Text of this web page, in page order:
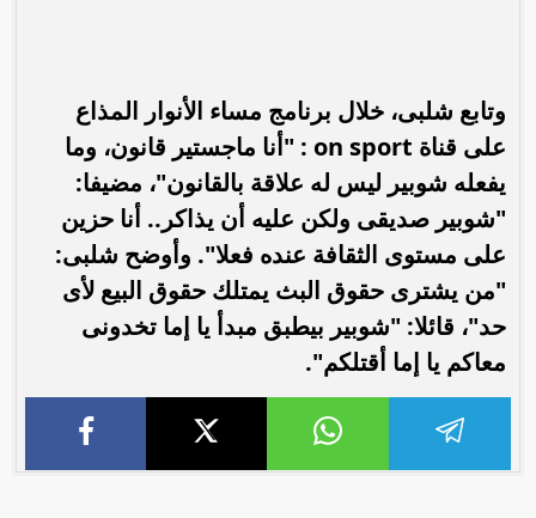
وتابع شلبى، خلال برنامج مساء الأنوار المذاع
على قناة on sport : "أنا ماجستير قانون، وما
يفعله شوبير ليس له علاقة بالقانون"، مضيفا:
"شوبير صديقى ولكن عليه أن يذاكر.. أنا حزين
على مستوى الثقافة عنده فعلا". وأوضح شلبى:
"من يشترى حقوق البث يمتلك حقوق البيع لأى
حد"، قائلا: "شوبير بيطبق مبدأ يا إما تخدونى
معاكم يا إما أقتلكم".